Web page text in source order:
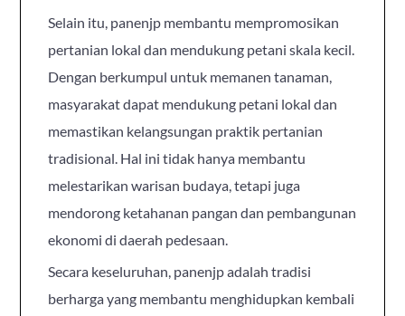
Selain itu, panenjp membantu mempromosikan
pertanian lokal dan mendukung petani skala kecil.
Dengan berkumpul untuk memanen tanaman,
masyarakat dapat mendukung petani lokal dan
memastikan kelangsungan praktik pertanian
tradisional. Hal ini tidak hanya membantu
melestarikan warisan budaya, tetapi juga
mendorong ketahanan pangan dan pembangunan
ekonomi di daerah pedesaan.
Secara keseluruhan, panenjp adalah tradisi
berharga yang membantu menghidupkan kembali